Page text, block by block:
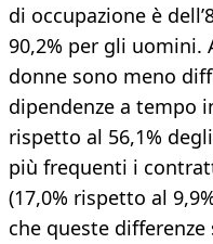
di occupazione è
90,2% per gli
donne sono meno
dipendenze a tempo
rispetto al 56,1%
più frequenti i
(17,0% rispetto al
che queste